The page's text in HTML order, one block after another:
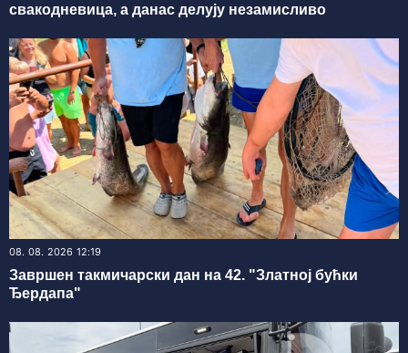
свакодневица, а данас делују незамисливо
08. 08. 2026 12:19
Завршен такмичарски дан на 42. "Златној бућки
Ђердапа"